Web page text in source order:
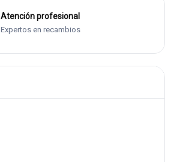
Atención profesional
Expertos en recambios